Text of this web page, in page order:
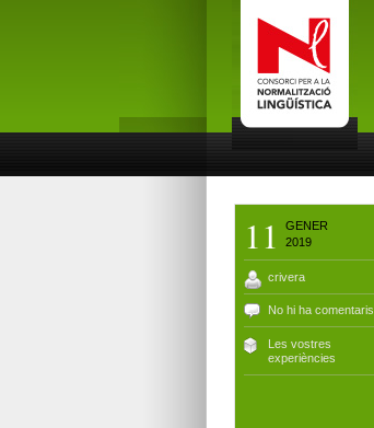
11
GENER
2019
crivera
No hi ha comentaris
Les vostres
experiències